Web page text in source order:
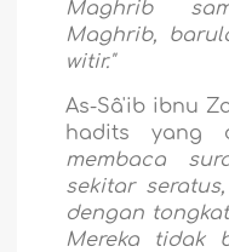
Maghrib
Maghrib,
witir."
As-Sâ'ib ibnu
hadits yang
membaca
sekitar
dengan
Mereka tidak